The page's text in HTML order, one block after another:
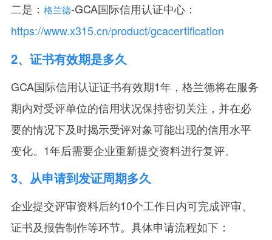
二是： 格兰德-GCA国际信用认证中心：
https://www.x315.cn/product/gcacertification
2、证书有效期是多久
GCA国际信用认证证书有效期1年，格兰德将在服务
期内对受评单位的信用状况保持密切关注，并在必
要的情况下及时揭示受评对象可能出现的信用水平
变化。1年后需要企业重新提交资料进行复评。
3、从申请到发证周期多久
企业提交评审资料后约10个工作日内可完成评审、
证书及报告制作等环节。具体申请流程如下：